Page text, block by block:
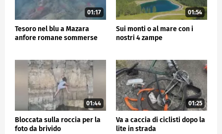
01:17
Tesoro nel blu a Mazara
anfore romane sommerse
01:54
Sui monti o al mare con i
nostri 4 zampe
01:44
Bloccata sulla roccia per la
foto da brivido
01:25
Va a caccia di ciclisti dopo la
lite in strada